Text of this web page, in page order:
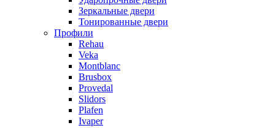
Зеркальные двери
Тонированные двери
Профили
Rehau
Veka
Montblanc
Brusbox
Provedal
Slidors
Plafen
Ivaper